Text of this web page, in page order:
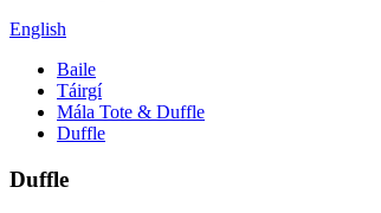
English
Baile
Táirgí
Mála Tote & Duffle
Duffle
Duffle